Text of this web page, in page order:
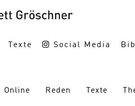
Texte Social Media
Online Reden Texte